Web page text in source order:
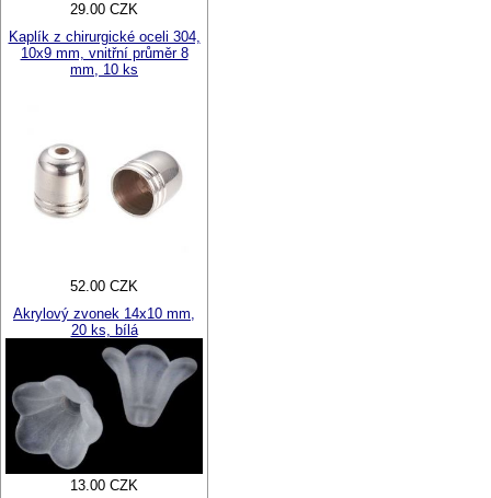
29.00 CZK
Kaplík z chirurgické oceli 304,
10x9 mm, vnitřní průměr 8
mm, 10 ks
52.00 CZK
Akrylový zvonek 14x10 mm,
20 ks, bílá
13.00 CZK